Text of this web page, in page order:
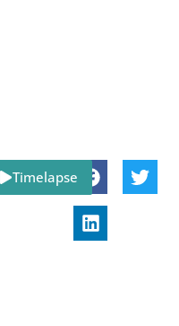
Share:
Timelapse